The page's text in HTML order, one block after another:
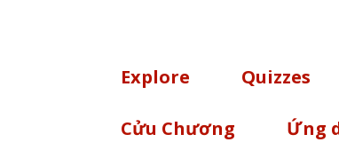
Explore
Quizzes
Cửu Chương Ứng